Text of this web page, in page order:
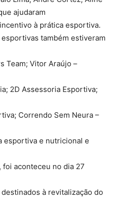
ajudaram
à prática esportiva.
também estiveram
Team; Vitor Araújo –
2D Assessoria Esportiva;
Correndo Sem Neura –
esportiva e nutricional e
aconteceu no dia 27
à revitalização do